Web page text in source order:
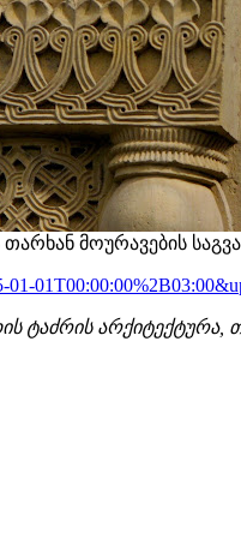
მოურავების
01-
ტაძრის